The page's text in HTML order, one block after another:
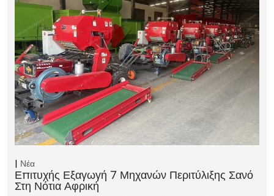
Νέα
Επιτυχής Εξαγωγή 7 Μηχανών Περιτύλιξης Σανό
Στη Νότια Αφρική